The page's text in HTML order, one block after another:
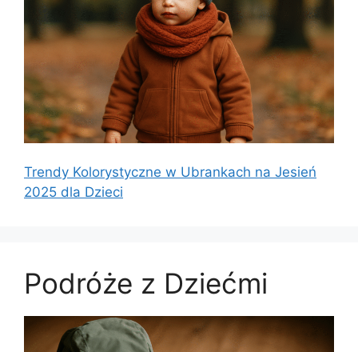
Trendy Kolorystyczne w Ubrankach na Jesień
2025 dla Dzieci
Podróże z Dziećmi